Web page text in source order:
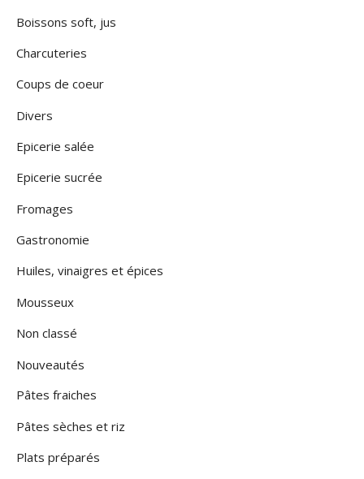
Boissons soft, jus
Charcuteries
Coups de coeur
Divers
Epicerie salée
Epicerie sucrée
Fromages
Gastronomie
Huiles, vinaigres et épices
Mousseux
Non classé
Nouveautés
Pâtes fraiches
Pâtes sèches et riz
Plats préparés